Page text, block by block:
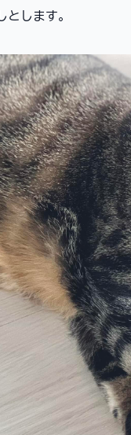
とします。